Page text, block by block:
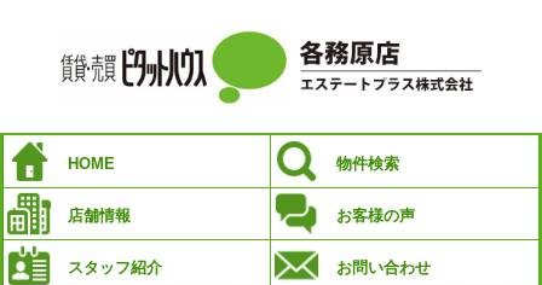
HOME 物件検索
店舗情報 お客様の声
スタッフ紹介 お問い合わせ